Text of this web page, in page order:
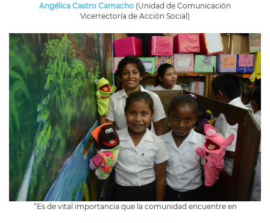
Angélica Castro Camacho (Unidad de Comunicación
Vicerrectoría de Acción Social)
“Es de vital importancia que la comunidad encuentre en